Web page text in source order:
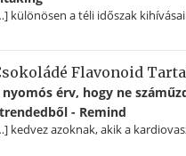
különösen a téli időszak
Flavonoid
nyomós érv, hogy ne
- Remind
kedvez azoknak, akik a